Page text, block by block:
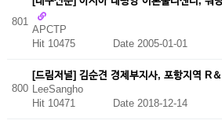
801
APCTP
Hit 10475 Date 2005-01-01
800
[드림저널] 김순견 경제부지사, 포항지역 R
LeeSangho
Hit 10471
Date 2018-12-14